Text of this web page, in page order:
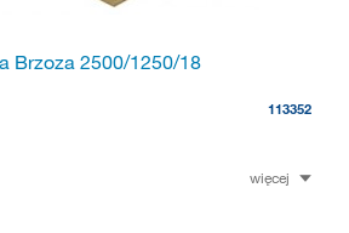
Brzoza 2500/1250/18
113352
więcej